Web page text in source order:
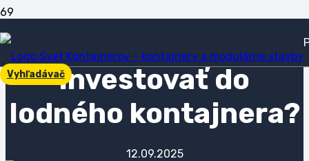
Vyhľadávač
Prečo sa oplatí
investovať do
lodného kontajnera?
12.09.2025